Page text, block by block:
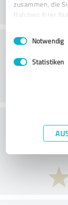
zusammen, die
Rahmen Ihrer
Impressum
Notwendig
Statistiken
How